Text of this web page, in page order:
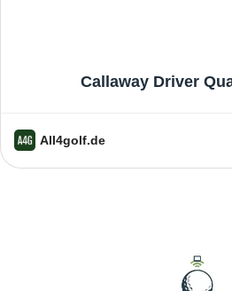
Callaway Driver
All4golf.de